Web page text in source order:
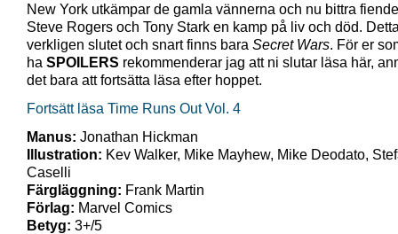
New York utkämpar de gamla vännerna och nu bittra
Steve Rogers och Tony Stark en kamp på liv och död.
verkligen slutet och snart finns bara Secret Wars. För er
ha SPOILERS rekommenderar jag att ni slutar läsa här,
det bara att fortsätta läsa efter hoppet.
Fortsätt läsa Time Runs Out Vol. 4
Manus: Jonathan Hickman
Illustration: Kev Walker, Mike Mayhew, Mike Deodato,
Caselli
Färgläggning: Frank Martin
Förlag: Marvel Comics
Betyg: 3+/5